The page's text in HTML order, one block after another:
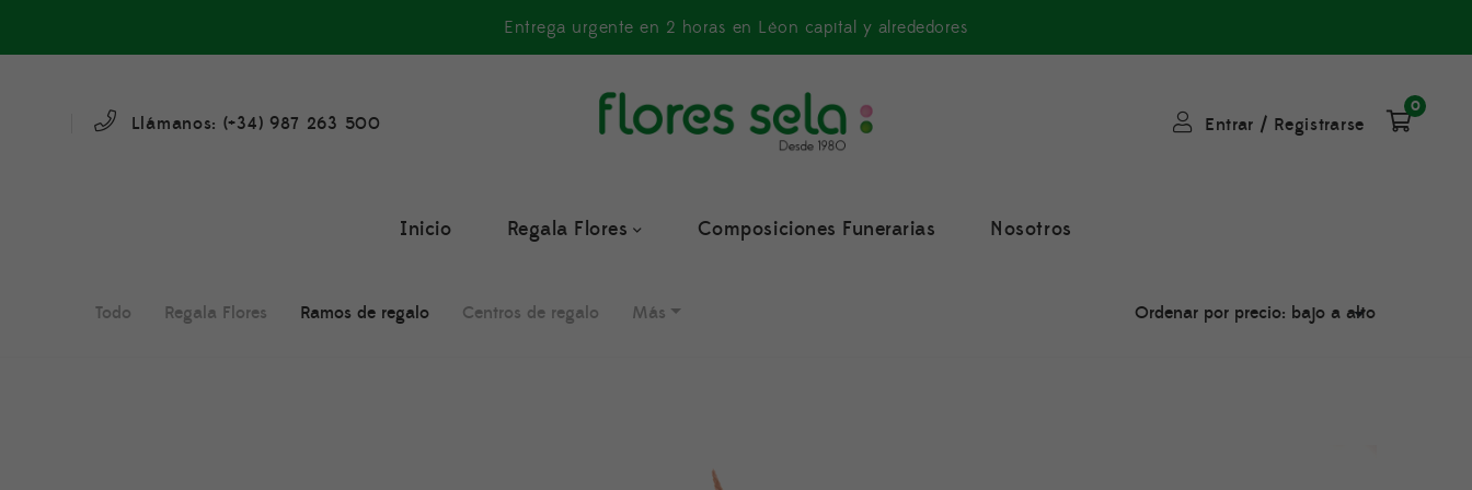
Entrega urgente en 2 horas en Léon capital y alrededores
Llámanos: (+34) 987 263 500 Entrar / Registrarse
0
Inicio Regala Flores Composiciones Funerarias Nosotros
Todo Regala Flores Ramos de regalo Centros de regalo Más